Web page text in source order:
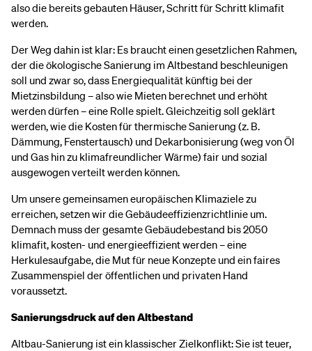
also die bereits gebauten Häuser, Schritt für Schritt klimafit
werden.
Der Weg dahin ist klar: Es braucht einen gesetzlichen Rahmen,
der die ökologische Sanierung im Altbestand beschleunigen
soll und zwar so, dass Energiequalität künftig bei der
Mietzinsbildung – also wie Mieten berechnet und erhöht
werden dürfen – eine Rolle spielt. Gleichzeitig soll geklärt
werden, wie die Kosten für thermische Sanierung (z. B.
Dämmung, Fenstertausch) und Dekarbonisierung (weg von Öl
und Gas hin zu klimafreundlicher Wärme) fair und sozial
ausgewogen verteilt werden können.
Um unsere gemeinsamen europäischen Klimaziele zu
erreichen, setzen wir die Gebäudeeffizienzrichtlinie um.
Demnach muss der gesamte Gebäudebestand bis 2050
klimafit, kosten- und energieeffizient werden – eine
Herkulesaufgabe, die Mut für neue Konzepte und ein faires
Zusammenspiel der öffentlichen und privaten Hand
voraussetzt.
Sanierungsdruck auf den Altbestand
Altbau-Sanierung ist ein klassischer Zielkonflikt: Sie ist teuer,